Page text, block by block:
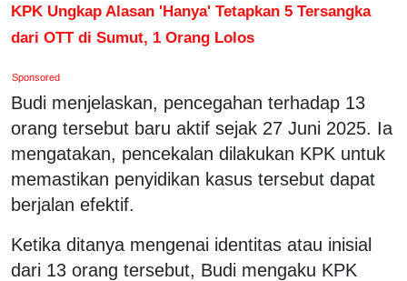
KPK Ungkap Alasan 'Hanya' Tetapkan 5 Tersangka
dari OTT di Sumut, 1 Orang Lolos
Sponsored
Budi menjelaskan, pencegahan terhadap 13
orang tersebut baru aktif sejak 27 Juni 2025. Ia
mengatakan, pencekalan dilakukan KPK untuk
memastikan penyidikan kasus tersebut dapat
berjalan efektif.
Ketika ditanya mengenai identitas atau inisial
dari 13 orang tersebut, Budi mengaku KPK